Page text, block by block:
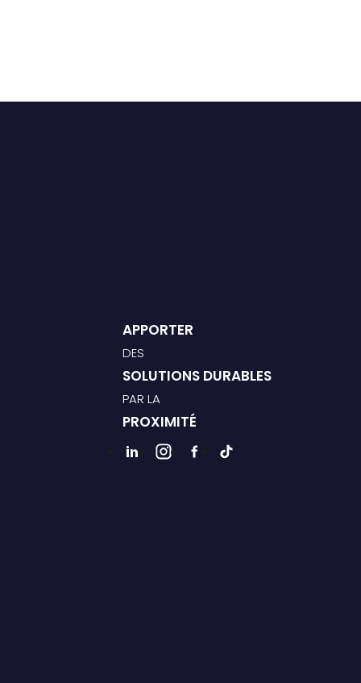
APPORTER
DES
SOLUTIONS DURABLES
PAR LA
PROXIMITÉ